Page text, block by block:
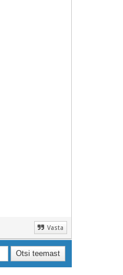
Vasta